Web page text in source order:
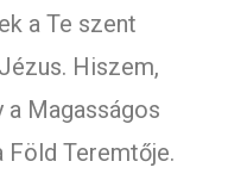
a Te szent
Hiszem,
a Magasságos
Föld Teremtője.